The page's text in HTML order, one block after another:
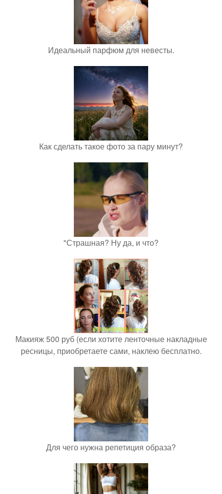
Идеальный парфюм для невесты.
Как сделать такое фото за пару минут?
"Страшная? Ну да, и что?
Макияж 500 руб (если хотите ленточные накладные
ресницы, приобретаете сами, наклею бесплатно.
Для чего нужна репетиция образа?